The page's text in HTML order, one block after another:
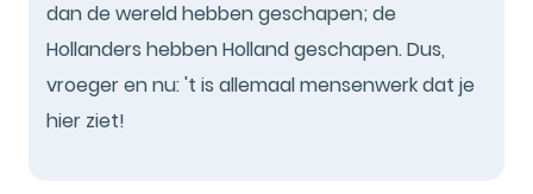
dan de wereld hebben geschapen; de
Hollanders hebben Holland geschapen. Dus,
vroeger en nu: 't is allemaal mensenwerk dat je
hier ziet!